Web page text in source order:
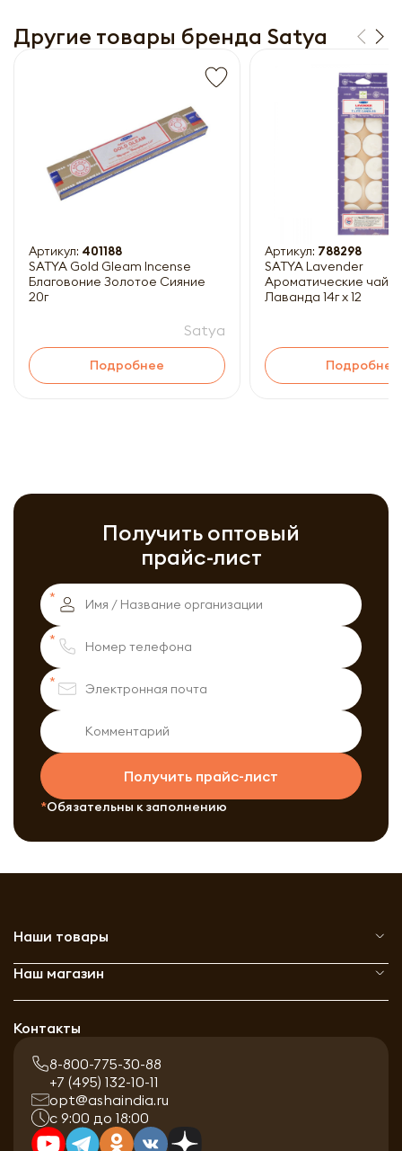
Другие товары бренда Satya
Артикул: 401188
SATYA Gold Gleam Incense
Благовоние Золотое Сияние
20г
Satya
Подробнее
Артикул: 788298
SATYA Lavender
Ароматические
Лаванда 14г x 12
Подробнее
Получить оптовый
прайс-лист
Получить прайс-лист
Обязательны к заполнению
Получить прайс-лист
Обязательны к заполнению
Наши товары
Наш магазин
Контакты
8-800-775-30-88
+7 (495) 132-10-11
opt@ashaindia.ru
с 9:00 до 18:00